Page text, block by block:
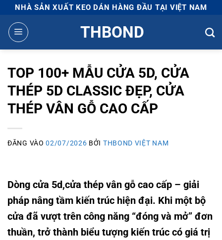
qua
nội
NHÀ SẢN XUẤT KEO DÁN HÀNG ĐẦU TẠI VIỆT NAM
THBOND
TOP 100+ MẪU CỬA 5D, CỬA
THÉP 5D CLASSIC ĐẸP, CỬA
THÉP VÂN GỖ CAO CẤP
ĐĂNG VÀO02/07/2026 BỞI THBOND VIỆT NAM
Dòng cửa 5d,cửa thép vân gỗ cao cấp – giải
pháp nâng tầm kiến trúc hiện đại. Khi một bộ
cửa đã vượt trên công năng “đóng và mở” đơn
thuần, trở thành biểu tượng kiến trúc có giá trị